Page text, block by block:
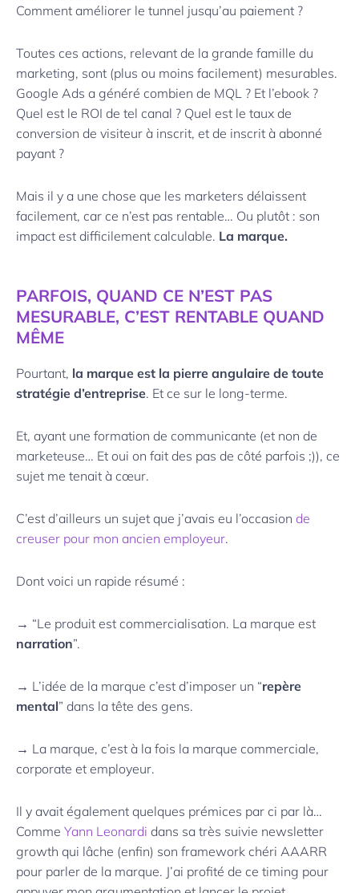
Comment améliorer le tunnel jusqu’au paiement ?
Toutes ces actions, relevant de la grande famille du
marketing, sont (plus ou moins facilement) mesurables.
Google Ads a généré combien de MQL ? Et l’ebook ?
Quel est le ROI de tel canal ? Quel est le taux de
conversion de visiteur à inscrit, et de inscrit à abonné
payant ?
Mais il y a une chose que les marketers délaissent
facilement, car ce n’est pas rentable… Ou plutôt : son
impact est difficilement calculable. La marque.
PARFOIS, QUAND CE N’EST PAS
MESURABLE, C’EST RENTABLE QUAND
MÊME
Pourtant, la marque est la pierre angulaire de toute
stratégie d’entreprise. Et ce sur le long-terme.
Et, ayant une formation de communicante (et non de
marketeuse… Et oui on fait des pas de côté parfois ;)), ce
sujet me tenait à cœur.
C’est d’ailleurs un sujet que j’avais eu l’occasion de
creuser pour mon ancien employeur.
Dont voici un rapide résumé :
→ “Le produit est commercialisation. La marque est
narration”.
→ L’idée de la marque c’est d’imposer un “repère
mental” dans la tête des gens.
→ La marque, c’est à la fois la marque commerciale,
corporate et employeur.
Il y avait également quelques prémices par ci par là…
Comme Yann Leonardi dans sa très suivie newsletter
growth qui lâche (enfin) son framework chéri AAARR
pour parler de la marque. J’ai profité de ce timing pour